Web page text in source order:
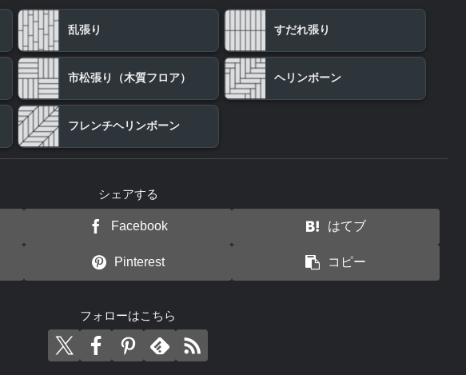
乱張り すだれ張り
市松張り（木質フロア） ヘリンボーン
フレンチヘリンボーン
シェアする
Facebook はてブ
Pinterest コピー
フォローはこちら